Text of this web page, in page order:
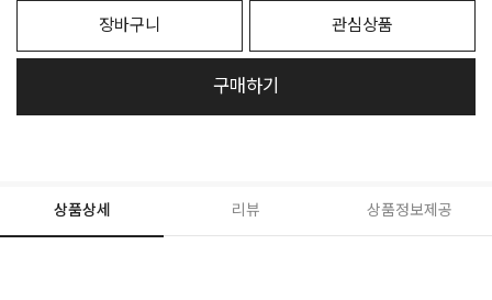
장바구니 관심상품
구매하기
상품상세 리뷰 상품정보제공